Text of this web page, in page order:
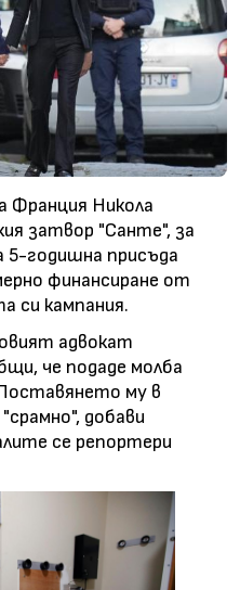
Франция Никола
затвор "Санте", за
5-годишна присъда
финансиране от
си кампания.
адвокат
че подаде молба
му в
добави
се репортери